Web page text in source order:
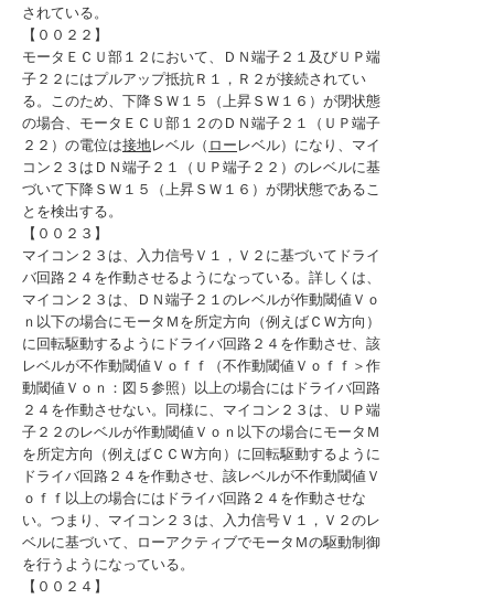
されている。
【００２２】
モータＥＣＵ部１２において、ＤＮ端子２１及びＵＰ端
子２２にはプルアップ抵抗Ｒ１，Ｒ２が接続されてい
る。このため、下降ＳＷ１５（上昇ＳＷ１６）が閉状態
の場合、モータＥＣＵ部１２のＤＮ端子２１（ＵＰ端子
２２）の電位は接地レベル（ ロー レベル）になり、マイ
コン２３はＤＮ端子２１（ＵＰ端子２２）のレベルに基
づいて下降ＳＷ１５（上昇ＳＷ１６）が閉状態であるこ
とを検出する。
【００２３】
マイコン２３は、入力信号Ｖ１，Ｖ２に基づいてドライ
バ回路２４を作動させるようになっている。詳しくは、
マイコン２３は、ＤＮ端子２１のレベルが作動閾値Ｖｏ
ｎ以下の場合にモータＭを所定方向（例えばＣＷ方向）
に回転駆動するようにドライバ回路２４を作動させ、該
レベルが不作動閾値Ｖｏｆｆ（不作動閾値Ｖｏｆｆ＞作
動閾値Ｖｏｎ：図５参照）以上の場合にはドライバ回路
２４を作動させない。同様に、マイコン２３は、ＵＰ端
子２２のレベルが作動閾値Ｖｏｎ以下の場合にモータＭ
を所定方向（例えばＣＣＷ方向）に回転駆動するように
ドライバ回路２４を作動させ、該レベルが不作動閾値Ｖ
ｏｆｆ以上の場合にはドライバ回路２４を作動させな
い。つまり、マイコン２３は、入力信号Ｖ１，Ｖ２のレ
ベルに基づいて、ローアクティブでモータＭの駆動制御
を行うようになっている。
【００２４】